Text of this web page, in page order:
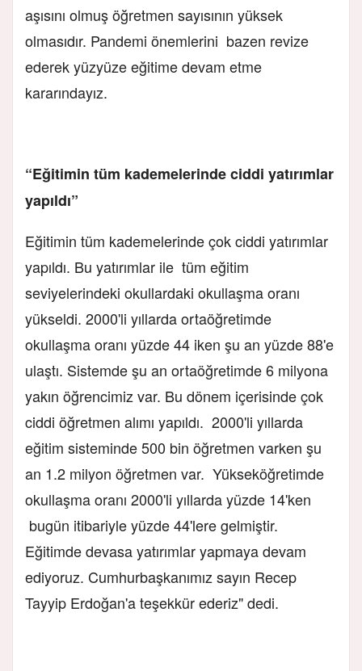
aşısını olmuş öğretmen sayısının yüksek
olmasıdır. Pandemi önemlerini bazen revize
ederek yüzyüze eğitime devam etme
kararındayız.
“Eğitimin tüm kademelerinde ciddi yatırımlar
yapıldı”
Eğitimin tüm kademelerinde çok ciddi yatırımlar
yapıldı. Bu yatırımlar ile tüm eğitim
seviyelerindeki okullardaki okullaşma oranı
yükseldi. 2000'li yıllarda ortaöğretimde
okullaşma oranı yüzde 44 iken şu an yüzde 88'e
ulaştı. Sistemde şu an ortaöğretimde 6 milyona
yakın öğrencimiz var. Bu dönem içerisinde çok
ciddi öğretmen alımı yapıldı. 2000'li yıllarda
eğitim sisteminde 500 bin öğretmen varken şu
an 1.2 milyon öğretmen var. Yükseköğretimde
okullaşma oranı 2000'li yıllarda yüzde 14'ken
bugün itibariyle yüzde 44'lere gelmiştir.
Eğitimde devasa yatırımlar yapmaya devam
ediyoruz. Cumhurbaşkanımız sayın Recep
Tayyip Erdoğan'a teşekkür ederiz" dedi.